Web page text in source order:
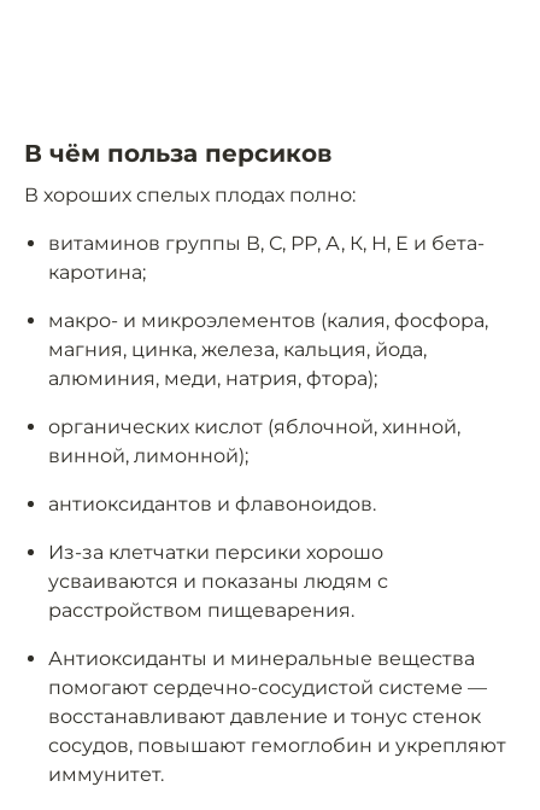
В чём польза персиков
В хороших спелых плодах полно:
витаминов группы В, С, РР, А, К, Н, Е и бета-
каротина;
макро- и микроэлементов (калия, фосфора,
магния, цинка, железа, кальция, йода,
алюминия, меди, натрия, фтора);
органических кислот (яблочной, хинной,
винной, лимонной);
антиоксидантов и флавоноидов.
Из-за клетчатки персики хорошо
усваиваются и показаны людям с
расстройством пищеварения.
Антиоксиданты и минеральные вещества
помогают сердечно-сосудистой системе —
восстанавливают давление и тонус стенок
сосудов, повышают гемоглобин и укрепляют
иммунитет.